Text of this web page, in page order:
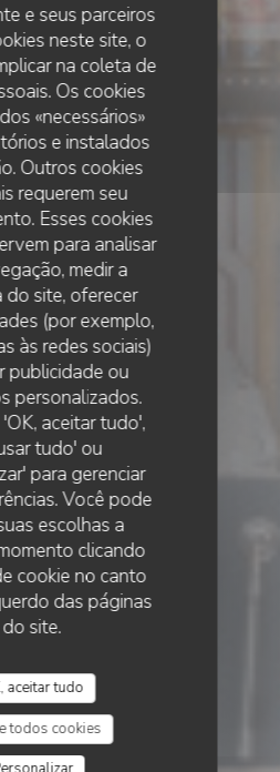
e seus parceiros
neste site, o
na coleta de
Os cookies
«necessários»
e instalados
Outros cookies
requerem seu
Esses cookies
para analisar
medir a
do site, oferecer
(por exemplo,
às redes sociais)
publicidade ou
personalizados.
aceitar tudo',
tudo' ou
para gerenciar
Você pode
escolhas a
clicando
cookie no canto
das páginas
do site.
aceitar tudo
todos cookies
TRADICIONAL• PARIS
GOURBI